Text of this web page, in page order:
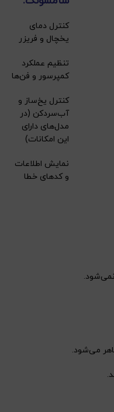
کنترل دمای
یخچال و فریزر
تنظیم عملکرد
کمپرسور و فن‌ها
کنترل یخ‌ساز و
آب‌سردکن (در
مدل‌های دارای
این امکانات)
نمایش اطلاعات
و کدهای خطا
می‌شود.